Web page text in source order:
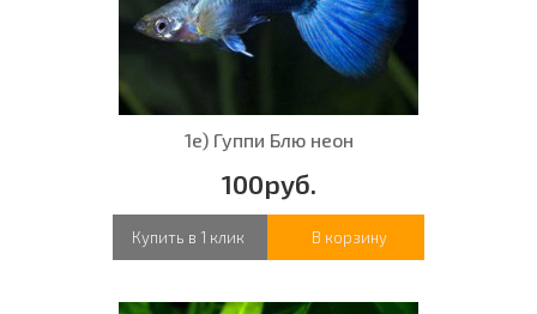
1е) Гуппи Блю неон
100руб.
Купить в 1 клик В корзину